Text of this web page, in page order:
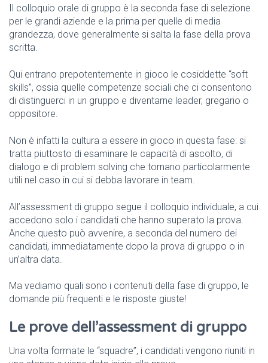
Il colloquio orale di gruppo è la seconda fase di selezione
per le grandi aziende e la prima per quelle di media
grandezza, dove generalmente si salta la fase della prova
scritta.
Qui entrano prepotentemente in gioco le cosiddette “soft
skills”, ossia quelle competenze sociali che ci consentono
di distinguerci in un gruppo e diventarne leader, gregario o
oppositore.
Non è infatti la cultura a essere in gioco in questa fase: si
tratta piuttosto di esaminare le capacità di ascolto, di
dialogo e di problem solving che tornano particolarmente
utili nel caso in cui si debba lavorare in team.
All’assessment di gruppo segue il colloquio individuale, a cui
accedono solo i candidati che hanno superato la prova.
Anche questo può avvenire, a seconda del numero dei
candidati, immediatamente dopo la prova di gruppo o in
un’altra data.
Ma vediamo quali sono i contenuti della fase di gruppo, le
domande più frequenti e le risposte giuste!
Le prove dell’assessment di gruppo
Una volta formate le “squadre”, i candidati vengono riuniti in